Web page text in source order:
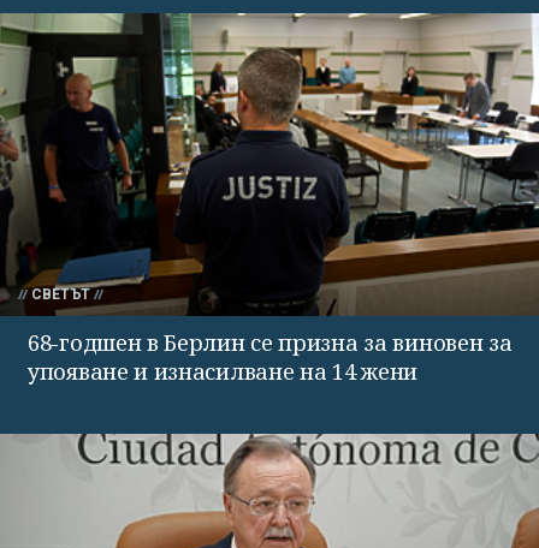
СВЕТЪТ
68-годшен в Берлин се призна за виновен за
упояване и изнасилване на 14 жени